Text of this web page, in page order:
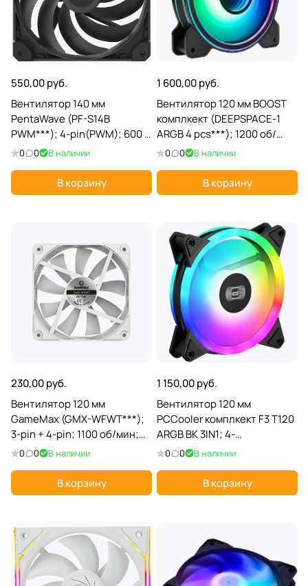
550,00 руб.
Вентилятор 140 мм
PentaWave (PF-S14B
PWM***); 4-pin(PWM); 600 -
1500 об/мин; 29,4 дБ;
0 0 В наличии
В корзину
1 600,00 руб.
Вентилятор 120 мм BOOST
комплкект (DEEPSPACE-1
ARGB 4 pcs***); 1200 об/
мин; плакстик; подсветка
0 0 В наличии
В корзину
230,00 руб.
Вентилятор 120 мм
GameMax (GMX-WFWT***);
3-pin + 4-pin; 1100 об/мин;
23 дБ; пластик
0 0 В наличии
В корзину
1 150,00 руб.
Вентилятор 120 мм
PCCooler комплкект F3 T120
ARGB BK 3IN1; 4-
pin(PWM)+3-pin(ARGB);
21,6 дБ; плакстик; подсветка
0 0 В наличии
В корзину